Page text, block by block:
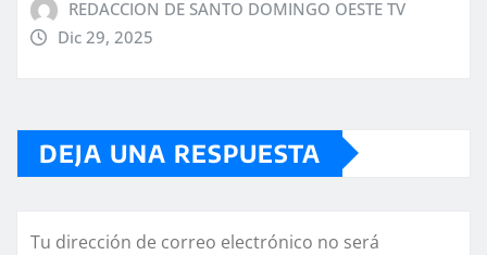
REDACCION DE SANTO DOMINGO OESTE TV
Dic 29, 2025
DEJA UNA RESPUESTA
Tu dirección de correo electrónico no será